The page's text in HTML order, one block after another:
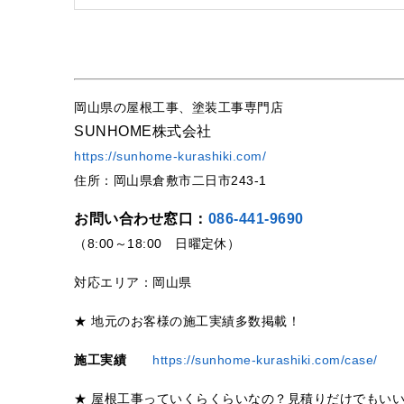
岡山県の屋根工事、塗装工事専門店
SUNHOME株式会社
https://sunhome-kurashiki.com/
住所：岡山県倉敷市二日市243-1
お問い合わせ窓口： 086-441-9690
（8:00～18:00 日曜定休）
対応エリア：岡山県
★ 地元のお客様の施工実績多数掲載！
施工実績 https://sunhome-kurashiki.com/case/
★ 屋根工事っていくらくらいなの？見積りだけでもい